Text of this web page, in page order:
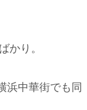
かり。
浜中華街でも同